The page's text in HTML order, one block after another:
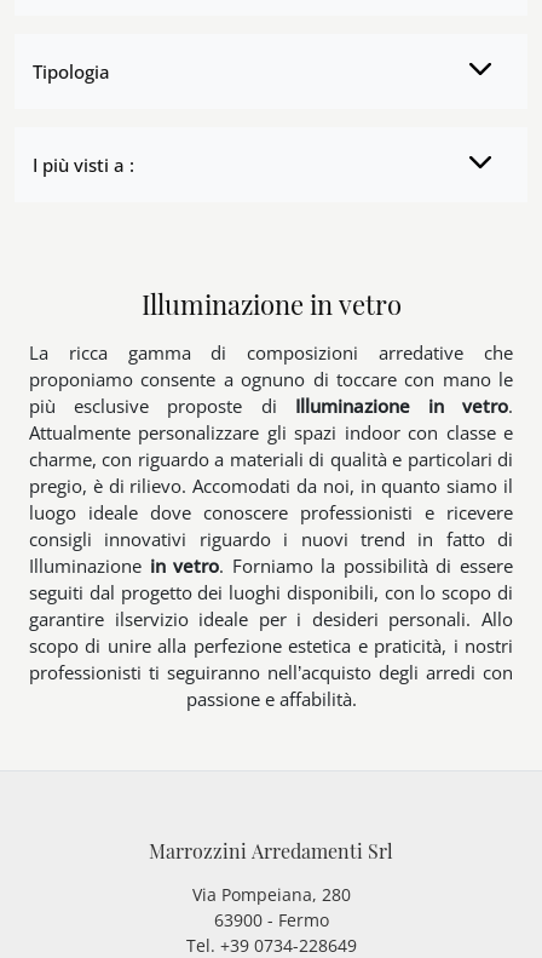
Tipologia
I più visti a :
Illuminazione in vetro
La ricca gamma di composizioni arredative che
proponiamo consente a ognuno di toccare con mano le
più esclusive proposte di Illuminazione in vetro.
Attualmente personalizzare gli spazi indoor con classe e
charme, con riguardo a materiali di qualità e particolari di
pregio, è di rilievo. Accomodati da noi, in quanto siamo il
luogo ideale dove conoscere professionisti e ricevere
consigli innovativi riguardo i nuovi trend in fatto di
Illuminazione in vetro. Forniamo la possibilità di essere
seguiti dal progetto dei luoghi disponibili, con lo scopo di
garantire ilservizio ideale per i desideri personali. Allo
scopo di unire alla perfezione estetica e praticità, i nostri
professionisti ti seguiranno nell’acquisto degli arredi con
passione e affabilità.
Marrozzini Arredamenti Srl
Via Pompeiana, 280
63900 - Fermo
Tel. +39 0734-228649